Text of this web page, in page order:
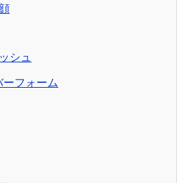
シュ
フォーム